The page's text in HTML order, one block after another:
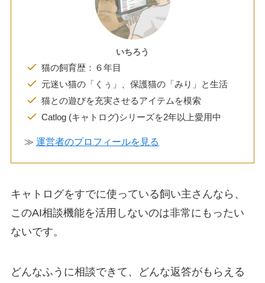
いちろう
猫の飼育歴：６年目
元迷い猫の「くぅ」、保護猫の「みり」と生活
猫との遊びを充実させるアイテムを模索
Catlog (キャトログ)シリーズを2年以上愛用中
≫運営者のプロフィールを見る
キャトログをすでに使っている飼い主さんなら、
このAI相談機能を活用しないのは非常にもったい
ないです。
どんなふうに相談できて、どんな返答がもらえる